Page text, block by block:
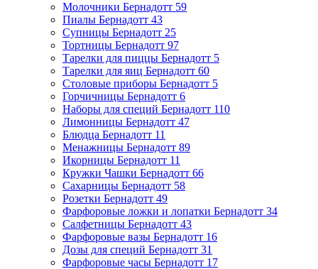
Молочники Бернадотт 59
Пиалы Бернадотт 43
Супницы Бернадотт 25
Тортницы Бернадотт 97
Тарелки для пиццы Бернадотт 5
Тарелки для яиц Бернадотт 60
Столовые приборы Бернадотт 5
Горчичницы Бернадотт 6
Наборы для специй Бернадотт 110
Лимонницы Бернадотт 47
Блюдца Бернадотт 11
Менажницы Бернадотт 89
Икорницы Бернадотт 11
Кружки Чашки Бернадотт 66
Сахарницы Бернадотт 58
Розетки Бернадотт 49
Фарфоровые ложки и лопатки Бернадотт 34
Салфетницы Бернадотт 43
Фарфоровые вазы Бернадотт 16
Дозы для специй Бернадотт 31
Фарфоровые часы Бернадотт 17